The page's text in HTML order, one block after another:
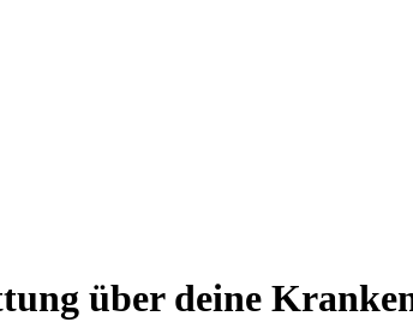
über deine